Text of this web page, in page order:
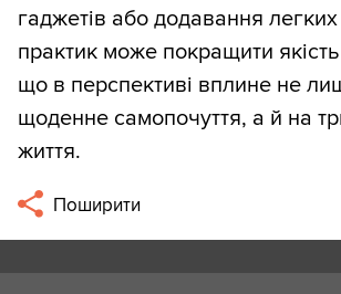
гаджетів або додавання
практик може покращити
що в перспективі вплине не
щоденне самопочуття, а й на
життя.
Поширити